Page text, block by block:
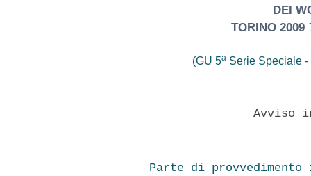
DEI
TORINO 2009
(GU 5aSerie Speciale -
Avviso
Parte di